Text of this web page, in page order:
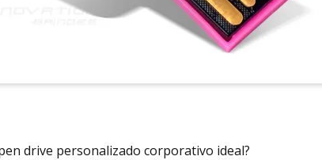
drive personalizado corporativo ideal?